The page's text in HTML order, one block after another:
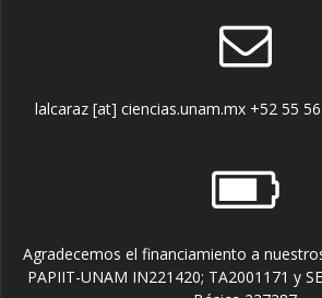
lalcaraz [at] ciencias.unam.mx +52 55
Agradecemos el financiamiento a
PAPIIT-UNAM IN221420; TA2001171 y